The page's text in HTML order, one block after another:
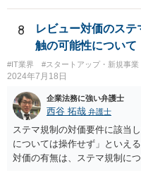
極的に課税方式を確認しなけ
められにくいのではないかと
から本件法人設立の相談につ
いたと主張できる事情がある
るかと思います。 より詳細な
て法律相談されるとよいでしょ
前の商事消滅時効、不法行為
です。 ②相手方の報告要求に
ょう。 ③すでに対応は完了し
的請求ないし措置がなされれ
うに思われます。
8
レビュー対価のス
触の可能性について
#IT業界 #スタートアップ・新規事業
2024年7月18日
企業法務に強い弁護士
西谷 拓哉 弁護士
ステマ規制の対価要件に該当
については操作せず」といえ
対価の有無は、ステマ規制に